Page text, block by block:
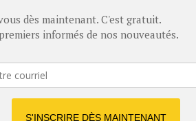
Jack Nicholson